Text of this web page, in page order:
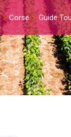
Corse Guide